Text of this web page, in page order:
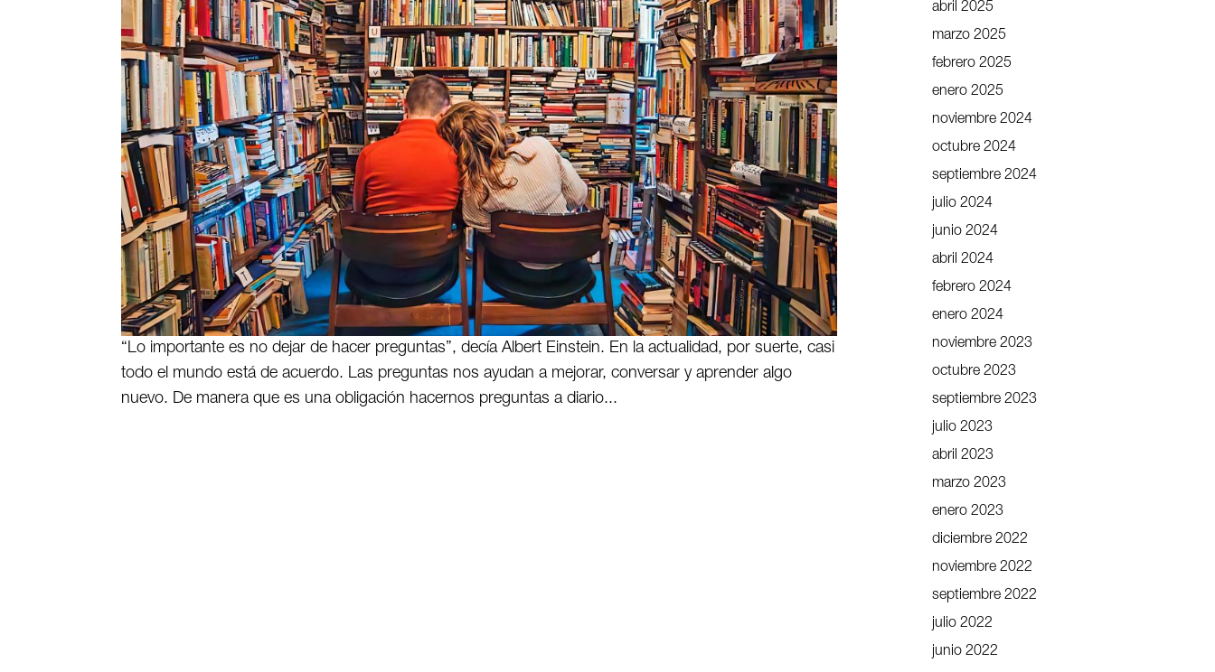
“Lo importante es no dejar de hacer preguntas”, decía Albert Einstein. En la actualidad, por suerte, casi
todo el mundo está de acuerdo. Las preguntas nos ayudan a mejorar, conversar y aprender algo
nuevo. De manera que es una obligación hacernos preguntas a diario...
abril 2025
marzo 2025
febrero 2025
enero 2025
noviembre 2024
octubre 2024
septiembre 2024
julio 2024
junio 2024
abril 2024
febrero 2024
enero 2024
noviembre 2023
octubre 2023
septiembre 2023
julio 2023
abril 2023
marzo 2023
enero 2023
diciembre 2022
noviembre 2022
septiembre 2022
julio 2022
junio 2022